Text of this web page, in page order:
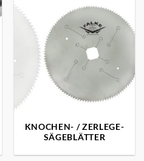
KNOCHEN- / ZERLEGE-
SÄGEBLÄTTER